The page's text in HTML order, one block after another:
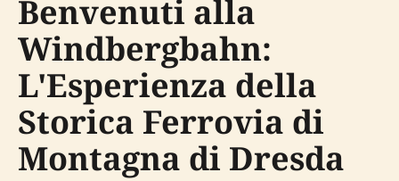
Benvenuti alla
Windbergbahn:
L'Esperienza della
Storica Ferrovia di
Montagna di Dresda